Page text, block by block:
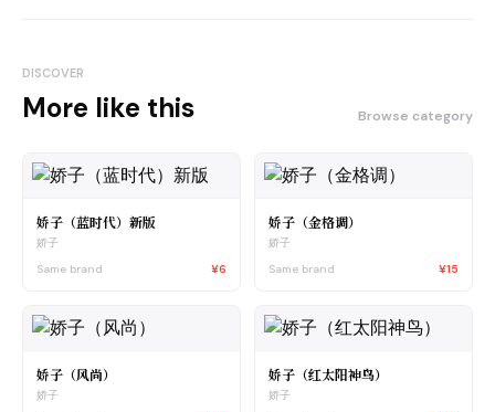
DISCOVER
More like this Browse category
娇子（蓝时代）新版
娇子
Same brand
¥6
娇子（金格调）
娇子
Same brand
¥15
娇子（风尚）
娇子
娇子（红太阳神鸟）
娇子